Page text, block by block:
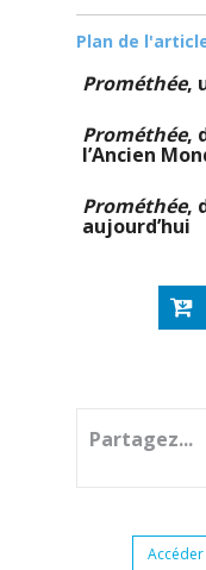
Plan de
Prométhée,
Prométhée,
l’Ancien
Prométhée,
aujourd’hui
Partagez...